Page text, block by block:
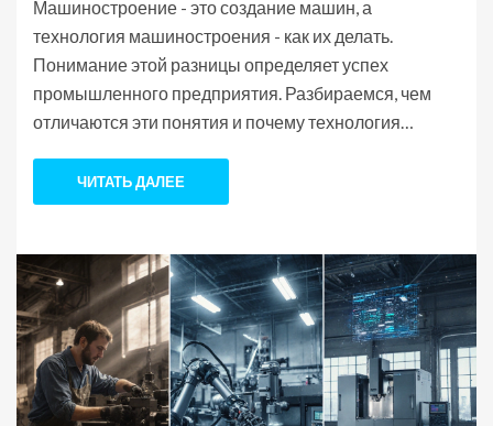
Машиностроение - это создание машин, а
технология машиностроения - как их делать.
Понимание этой разницы определяет успех
промышленного предприятия. Разбираемся, чем
отличаются эти понятия и почему технология
ЧИТАТЬ ДАЛЕЕ